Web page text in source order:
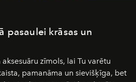
pasaulei krāsas un
zīmols, lai Tu varētu
pamanāma un sievišķīga, bet